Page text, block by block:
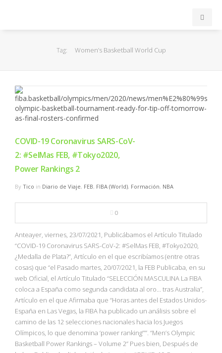
EuroLeague
FEB
OTROS
NBA
MULTIMEDIA
RIO 2016
Tag: Women’s Basketball World Cup
COVID-19 Coronavirus SARS-CoV-
2: #SelMas FEB, #Tokyo2020,
Power Rankings 2
By Tico in Diario de Viaje, FEB, FIBA (World), Formación, NBA
0
Anteayer, viernes, 23/07/2021, Publicábamos el Artículo Titulado
“COVID-19 Coronavirus SARS-CoV-2: #SelMas FEB, #Tokyo2020,
¿Medalla de Plata?”, Artículo en el que escribíamos (entre otras
cosas) que “el Pasado martes, 20/07/2021, la FEB Publicaba, en su
web Oficial, el Artículo Titulado “SELECCIÓN MASCULINA La FIBA
coloca a España como segunda candidata al oro… tras Australia”,
Artículo en el que Afirmaba que “Horas antes del Estados Unidos-
España en Las Vegas, la FIBA ha publicado un análisis sobre el
camino de las 12 selecciones nacionales hacia los Juegos
Olímpicos, lo que denomina ‘power ranking’””. “Men’s Olympic
Basketball Power Rankings – Volume 2” Pues bien, Después de